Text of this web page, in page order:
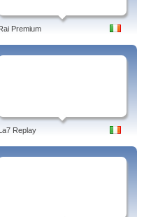
Premium
Replay